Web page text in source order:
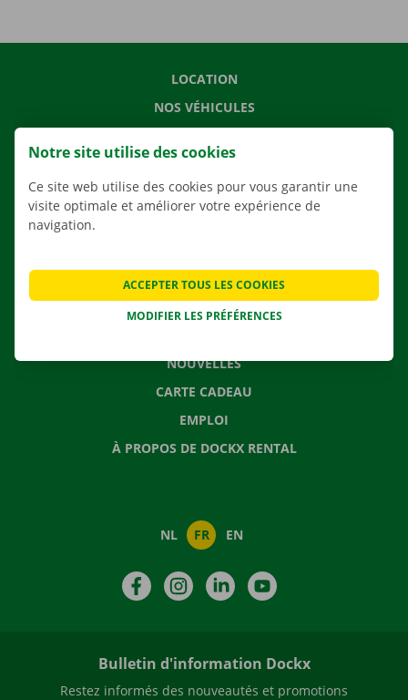
LOCATION
NOS VÉHICULES
AGENCES
APPLI
CONTACTEZ NOUS
NOUVELLES
CARTE CADEAU
EMPLOI
À PROPOS DE DOCKX RENTAL
NL FR EN
FacebookInstagramLinkedIn
Bulletin d'information Dockx
Restez informés des nouveautés et promotions
Notre site utilise des cookies
Ce site web utilise des cookies pour vous garantir une
visite optimale et améliorer votre expérience de
navigation.
MODIFIER LES PRÉFÉRENCES
ACCEPTER TOUS LES COOKIES